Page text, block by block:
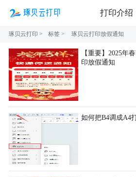
琢贝云打印 > 标签 > 琢贝云打印放假通知
【重要】2025年
印放假通知
如何把B4调成A4
打印介绍